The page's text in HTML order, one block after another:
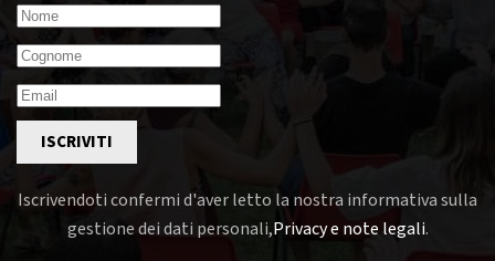
ISCRIVITI
Iscrivendoti confermi d'aver letto la nostra informativa sulla
gestione dei dati personali,Privacy e note legali.